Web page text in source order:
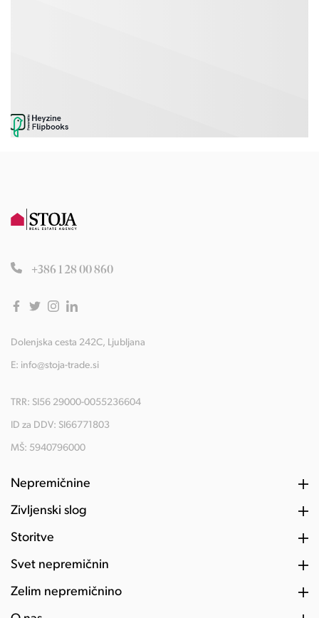
+386 1 28 00 860
Dolenjska cesta 242C, Ljubljana
E: info@stoja-trade.si
TRR: SI56 29000-0055236604
ID za DDV: SI66771803
MŠ: 5940796000
Nepremičnine
Življenski slog
Storitve
Svet nepremičnin
Želim nepremičnino